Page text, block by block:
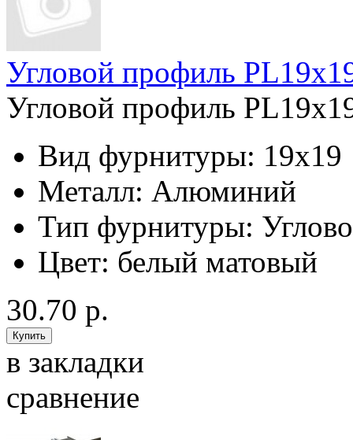
Угловой профиль
Угловой профиль
Вид фурнитуры: 19x19
Металл: Алюминий
Тип фурнитуры:
Цвет: белый матовый
30.70 р.
в закладки
сравнение